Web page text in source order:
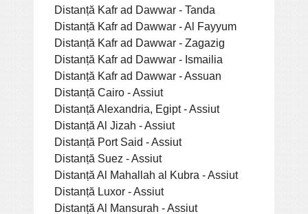
Distanță Kafr ad Dawwar - Tanda
Distanță Kafr ad Dawwar - Al Fayyum
Distanță Kafr ad Dawwar - Zagazig
Distanță Kafr ad Dawwar - Ismailia
Distanță Kafr ad Dawwar - Assuan
Distanță Cairo - Assiut
Distanță Alexandria, Egipt - Assiut
Distanță Al Jizah - Assiut
Distanță Port Said - Assiut
Distanță Suez - Assiut
Distanță Al Mahallah al Kubra - Assiut
Distanță Luxor - Assiut
Distanță Al Mansurah - Assiut